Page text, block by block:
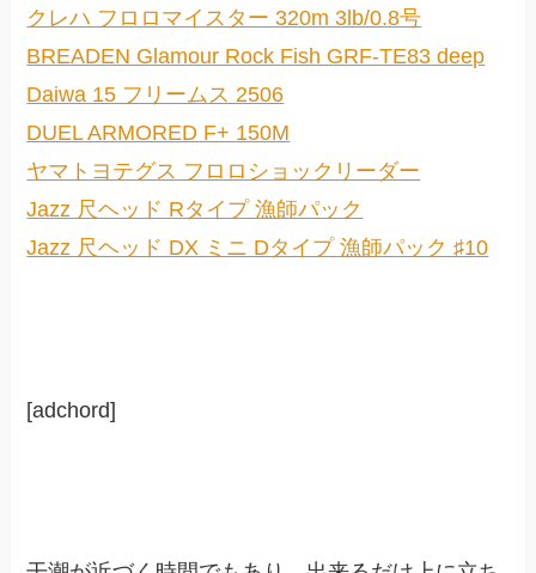
クレハ フロロマイスター 320m 3lb/0.8号
BREADEN Glamour Rock Fish GRF-TE83 deep
Daiwa 15 フリームス 2506
DUEL ARMORED F+ 150M
ヤマトヨテグス フロロショックリーダー
Jazz 尺ヘッド Rタイプ 漁師パック
Jazz 尺ヘッド DX ミニ Dタイプ 漁師パック ♯10
[adchord]